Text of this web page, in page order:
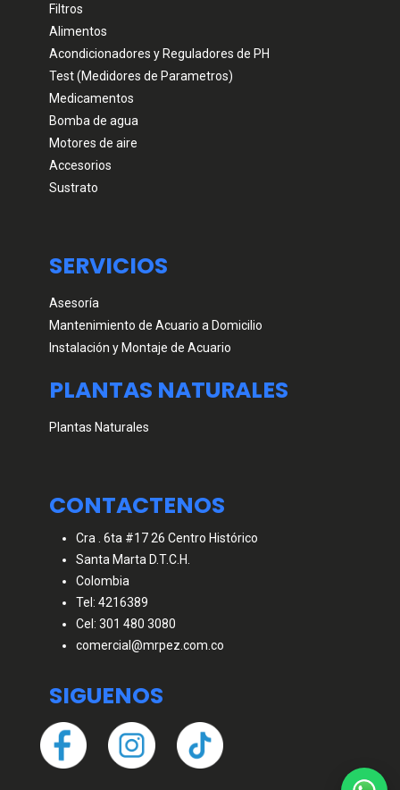
Filtros
Alimentos
Acondicionadores y Reguladores de PH
Test (Medidores de Parametros)
Medicamentos
Bomba de agua
Motores de aire
Accesorios
Sustrato
SERVICIOS
Asesoría
Mantenimiento de Acuario a Domicilio
Instalación y Montaje de Acuario
PLANTAS NATURALES
Plantas Naturales
CONTACTENOS
Cra . 6ta #17 26 Centro Histórico
Santa Marta D.T.C.H.
Colombia
Tel: 4216389
Cel: 301 480 3080
comercial@mrpez.com.co
SIGUENOS